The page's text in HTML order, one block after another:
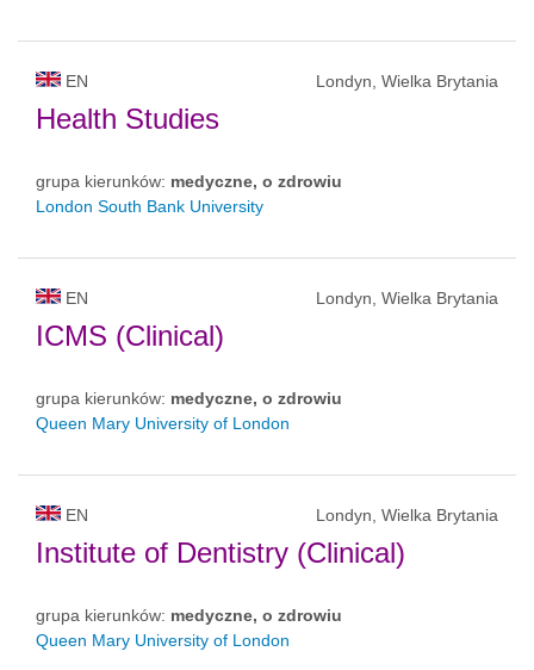
EN Londyn, Wielka Brytania
Health Studies
grupa kierunków: medyczne, o zdrowiu
London South Bank University
EN Londyn, Wielka Brytania
ICMS (Clinical)
grupa kierunków: medyczne, o zdrowiu
Queen Mary University of London
EN Londyn, Wielka Brytania
Institute of Dentistry (Clinical)
grupa kierunków: medyczne, o zdrowiu
Queen Mary University of London